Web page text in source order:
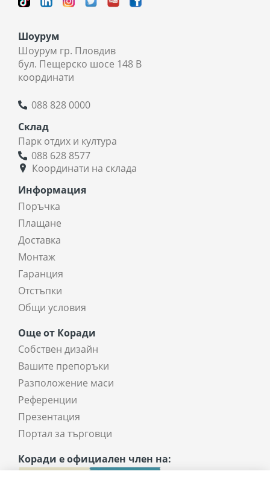
Шоурум
Шоурум гр. Пловдив
бул. Пещерско шосе 148 В
координати
088 828 0000
Склад
Парк отдих и култура
088 628 8577
Координати на склада
Информация
Поръчка
Плащане
Доставка
Монтаж
Гаранция
Отстъпки
Общи условия
Още от Коради
Собствен дизайн
Вашите препоръки
Разположение маси
Референции
Презентация
Портал за търговци
Коради е официален член на: